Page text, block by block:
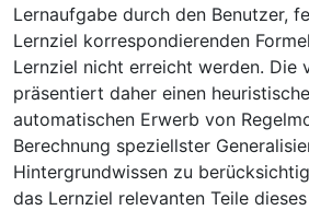
Lernaufgabe durch den Benutzer,
Lernziel korrespondierenden
Lernziel nicht erreicht werden. Die
präsentiert daher einen
automatischen Erwerb von
Berechnung speziellster
Hintergrundwissen zu
das Lernziel relevanten Teile